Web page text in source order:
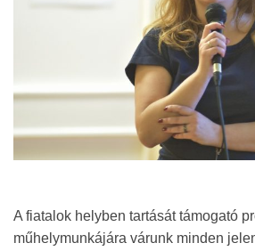
A fiatalok helyben tartását támogató
műhelymunkájára várunk minden